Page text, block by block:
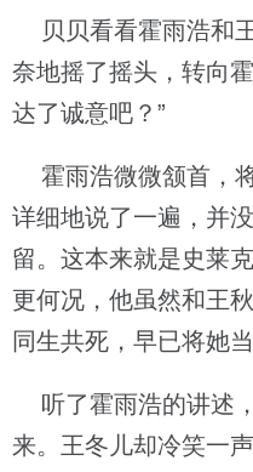
贝贝看看霍雨浩和
奈地摇了摇头，转向
达了诚意吧？”
霍雨浩微微颔首，
详细地说了一遍，并
留。这本来就是史莱
更何况，他虽然和王
同生共死，早已将她
听了霍雨浩的讲述
来。王冬儿却冷笑一